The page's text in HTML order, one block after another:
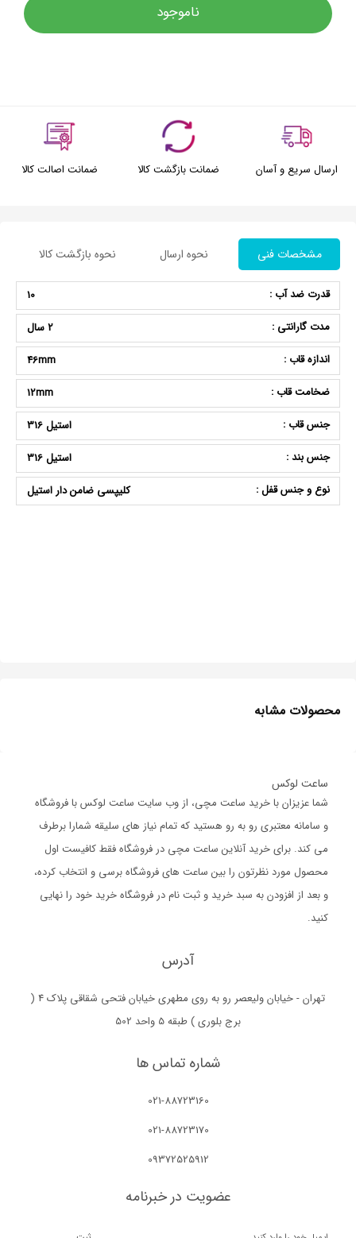
ناموجود
ارسال سریع و آسان ضمانت بازگشت کالا ضمانت اصالت کالا
مشخصات فنی نحوه ارسال نحوه بازگشت کالا
قدرت ضد آب :
10
مدت گارانتی :
2 سال
اندازه قاب :
46mm
ضخامت قاب :
12mm
جنس قاب :
استیل 316
جنس بند :
استیل 316
نوع و جنس قفل :
کلیپسی ضامن دار استیل
محصولات مشابه
ساعت لوکس
شما عزیزان با خرید ساعت مچی، از وب سایت ساعت لوکس با فروشگاه
و سامانه معتبری رو به رو هستید که تمام نیاز های سلیقه شمارا برطرف
می کند. برای خرید آنلاین ساعت مچی در فروشگاه فقط کافیست اول
محصول مورد نظرتون را بین ساعت های فروشگاه برسی و انتخاب کرده،
و بعد از افزودن به سبد خرید و ثبت نام در فروشگاه خرید خود را نهایی
کنید.
آدرس
تهران - خیابان ولیعصر رو به روی مطهری خیابان فتحی شقاقی پلاک 4 (
برج بلوری ) طبقه 5 واحد 502
شماره تماس ها
021-88723160
021-88723170
09372525912
عضویت در خبرنامه